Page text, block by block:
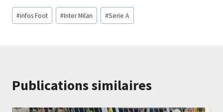
Étiquettes
de
#infos Foot #Inter Milan #Serie A
Publications similaires